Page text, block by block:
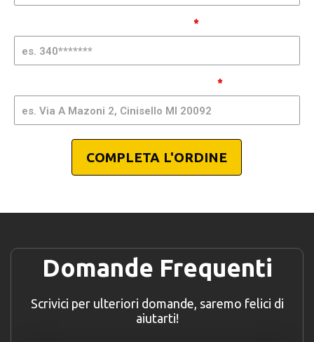
- GSIMA
*
*
COMPLETA L'ORDINE
Domande Frequenti
Scrivici per ulteriori domande, saremo felici di
aiutarti!